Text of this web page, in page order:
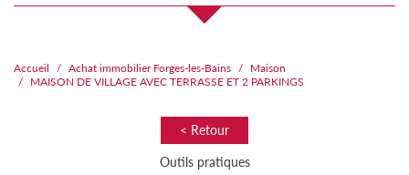
Accueil Achat immobilier Forges-les-Bains
Maison
MAISON DE VILLAGE AVEC TERRASSE ET 2 PARKINGS
< Retour
Outils pratiques